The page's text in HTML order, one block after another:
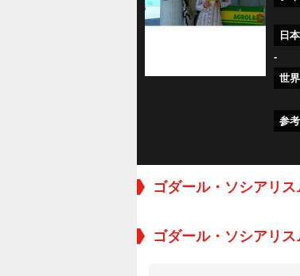
日
-
世
参考
ゴダール・ソシアリ
ゴダール・ソシアリ